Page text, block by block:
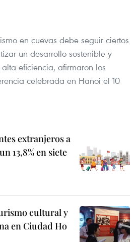
en cuevas debe seguir ciertos
un desarrollo sostenible y
eficiencia, afirmaron los
celebrada en Hanoi el 10
extranjeros a
13,8% en siete
cultural y
en Ciudad Ho